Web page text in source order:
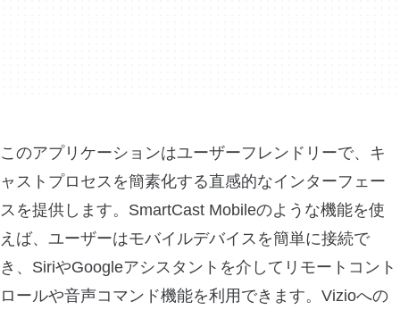
このアプリケーションはユーザーフレンドリーで、キ
ャストプロセスを簡素化する直感的なインターフェー
スを提供します。SmartCast Mobileのような機能を使
えば、ユーザーはモバイルデバイスを簡単に接続で
き、SiriやGoogleアシスタントを介してリモートコント
ロールや音声コマンド機能を利用できます。Vizioへの